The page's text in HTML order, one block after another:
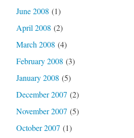
June 2008 (1)
April 2008 (2)
March 2008 (4)
February 2008 (3)
January 2008 (5)
December 2007 (2)
November 2007 (5)
October 2007 (1)